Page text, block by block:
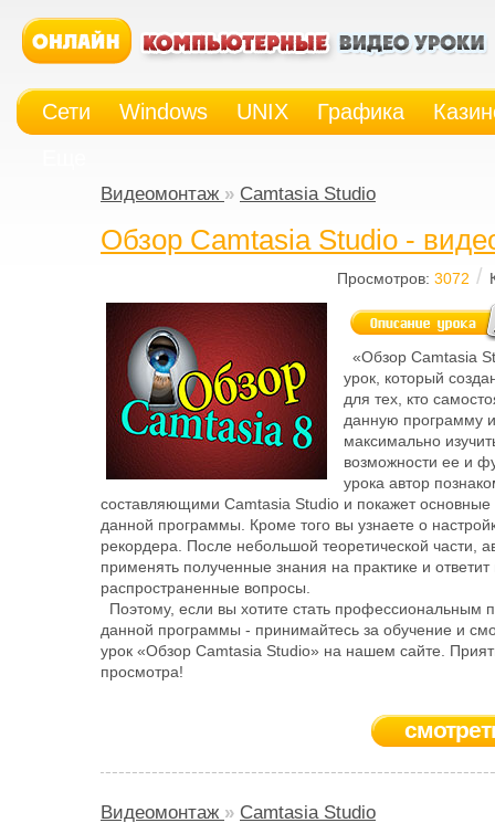
Сети Windows UNIX Графика
Видеомонтаж » Camtasia Studio
Обзор Camtasia Studio -
Просмотров: 3072 /
«Обзор Camtasia
урок, который
для тех, кто
данную программу
максимально
возможности ее и
урока автор
составляющими Camtasia Studio и покажет основные
данной программы. Кроме того вы узнаете о
рекордера. После небольшой теоретической части,
применять полученные знания на практике и
распространенные вопросы.
Поэтому, если вы хотите стать профессиональным
данной программы - принимайтесь за обучение и
урок «Обзор Camtasia Studio» на нашем сайте.
просмотра!
Видеомонтаж » Camtasia Studio